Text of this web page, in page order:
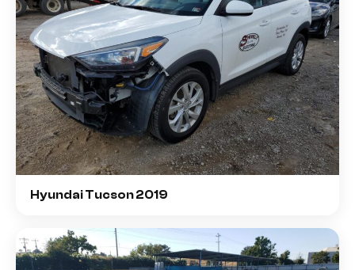
Hyundai Tucson 2019